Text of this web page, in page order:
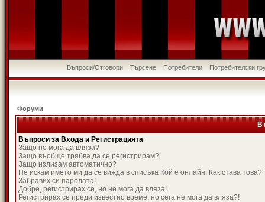
Въпроси/Отговори Търсене Потребители Потребителски
Форуми
Въпроси за Входа и Регистрацията
Защо не мога да вляза?
Защо въобще трябва да се регистрирам?
Защо излизам автоматично?
Не искам името ми да се вижда в списъка Кой е онлайн. Как става това?
Забравих си паролата!
Добре, регистрирах се, но не мога да вляза!
Регистрирах се преди известно време, но сега не мога да вляза?!